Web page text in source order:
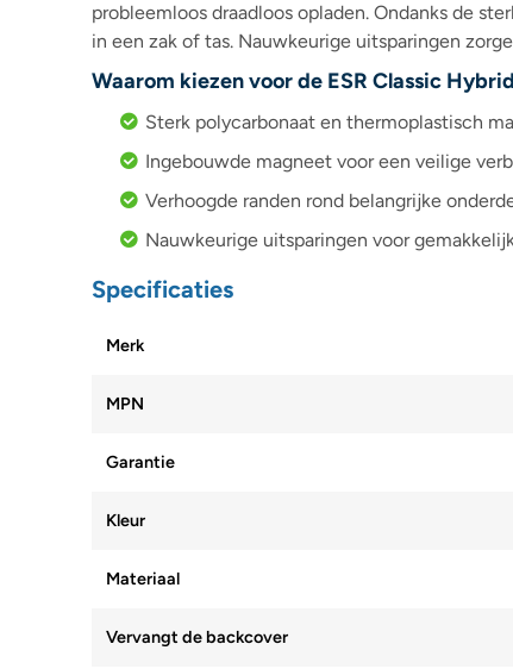
probleemloos draadloos opladen. Ondanks de
in een zak of tas. Nauwkeurige uitsparingen
Waarom kiezen voor de ESR Classic
Sterk polycarbonaat en thermoplastisch
Ingebouwde magneet voor een veilige
Verhoogde randen rond belangrijke
Nauwkeurige uitsparingen voor
Specificaties
Merk
MPN
Garantie
Kleur
Materiaal
Vervangt de backcover